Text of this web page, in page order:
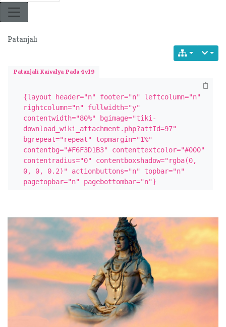
Patanjali
Patanjali Kaivalya Pada 4v19
{layout header="n" footer="n" leftcolumn="n"
rightcolumn="n" fullwidth="y"
contentwidth="80%" bgimage="tiki-
download_wiki_attachment.php?attId=97"
bgrepeat="repeat" topmargin="1%"
contentbg="#F6F3D1B3" contenttextcolor="#000"
contentradius="0" contentboxshadow="rgba(0,
0, 0, 0.2)" actionbuttons="n" topbar="n"
pagetopbar="n" pagebottombar="n"}